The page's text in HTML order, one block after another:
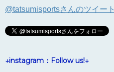
@tatsumisportsさんのツイート
↓instagram：Follow us!↓